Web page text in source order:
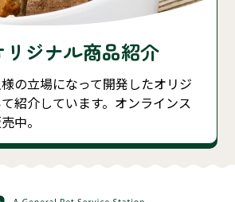
リジナル商品紹介
の立場になって開発したオリジ
紹介しています。オンラインス
中。